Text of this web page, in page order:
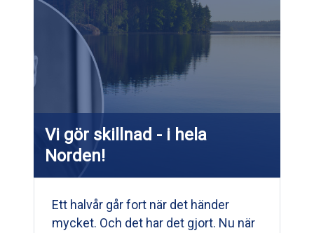
Vi gör skillnad - i hela
Norden!
Ett halvår går fort när det händer
mycket. Och det har det gjort. Nu när